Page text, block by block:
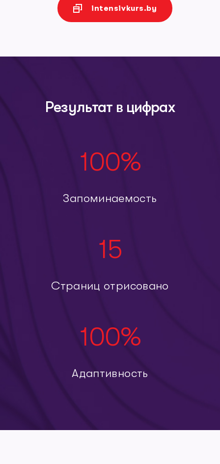
intensivkurs.by
Результат в цифрах
100%
Запоминаемость
15
Страниц отрисовано
100%
Адаптивность